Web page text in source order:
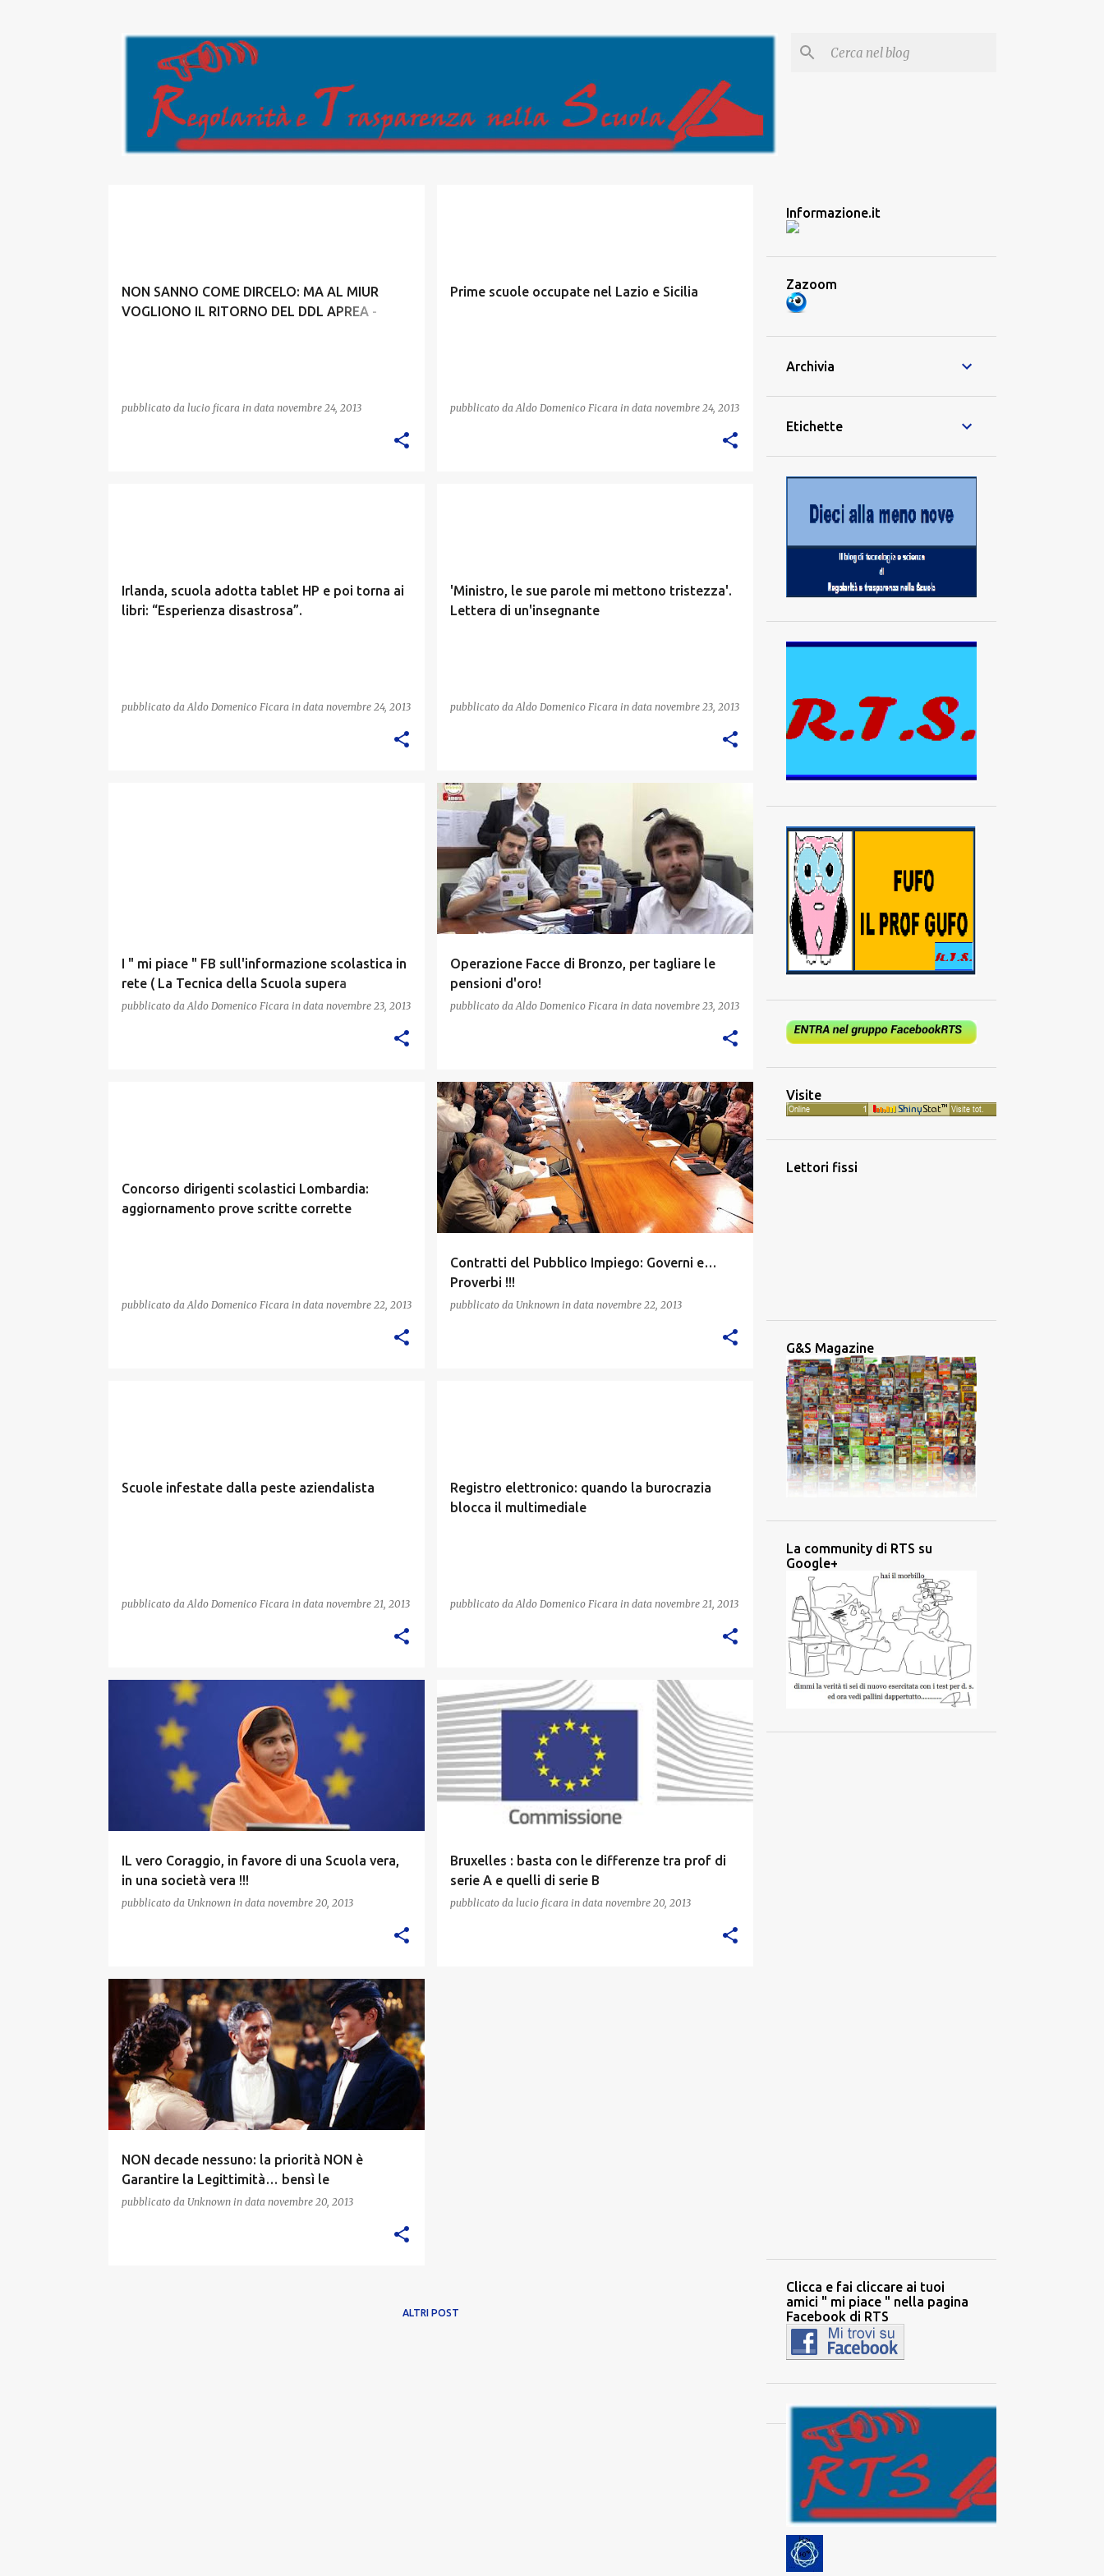
NON SANNO COME DIRCELO: MA AL MIUR
VOGLIONO IL RITORNO DEL DDL APREA -
pubblicato da lucio ficara in data novembre 24, 2013
Prime scuole occupate nel Lazio e Sicilia
pubblicato da Aldo Domenico Ficara in data novembre 24, 2013
Irlanda, scuola adotta tablet HP e poi torna ai
libri: “Esperienza disastrosa”.
pubblicato da Aldo Domenico Ficara in data novembre 24, 2013
'Ministro, le sue parole mi mettono tristezza'.
Lettera di un'insegnante
pubblicato da Aldo Domenico Ficara in data novembre 23, 2013
I " mi piace " FB sull'informazione scolastica in
rete ( La Tecnica della Scuola supera
OrizzonteScuola 669 a 601 )
pubblicato da Aldo Domenico Ficara in data novembre 23, 2013
Operazione Facce di Bronzo, per tagliare le
pensioni d'oro!
pubblicato da Aldo Domenico Ficara in data novembre 23, 2013
Concorso dirigenti scolastici Lombardia:
aggiornamento prove scritte corrette
pubblicato da Aldo Domenico Ficara in data novembre 22, 2013
Contratti del Pubblico Impiego: Governi e…
Proverbi !!!
pubblicato da Unknown in data novembre 22, 2013
Scuole infestate dalla peste aziendalista
pubblicato da Aldo Domenico Ficara in data novembre 21, 2013
Registro elettronico: quando la burocrazia
blocca il multimediale
pubblicato da Aldo Domenico Ficara in data novembre 21, 2013
IL vero Coraggio, in favore di una Scuola vera,
in una società vera !!!
pubblicato da Unknown in data novembre 20, 2013
Bruxelles : basta con le differenze tra prof di
serie A e quelli di serie B
pubblicato da lucio ficara in data novembre 20, 2013
NON decade nessuno: la priorità NON è
Garantire la Legittimità… bensì le
ILLEGITTIMITA’ !!!
pubblicato da Unknown in data novembre 20, 2013
ALTRI POST
Informazione.it
Zazoom
Archivia
Etichette
Visite
Lettori fissi
G&S Magazine
La community di RTS su
Google+
Clicca e fai cliccare ai tuoi
amici " mi piace " nella pagina
Facebook di RTS